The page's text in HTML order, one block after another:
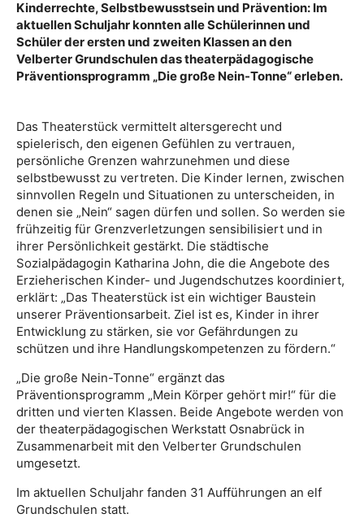
Kinderrechte, Selbstbewusstsein und Prävention: Im
aktuellen Schuljahr konnten alle Schülerinnen und
Schüler der ersten und zweiten Klassen an den
Velberter Grundschulen das theaterpädagogische
Präventionsprogramm „Die große Nein-Tonne“ erleben.
Das Theaterstück vermittelt altersgerecht und
spielerisch, den eigenen Gefühlen zu vertrauen,
persönliche Grenzen wahrzunehmen und diese
selbstbewusst zu vertreten. Die Kinder lernen, zwischen
sinnvollen Regeln und Situationen zu unterscheiden, in
denen sie „Nein“ sagen dürfen und sollen. So werden sie
frühzeitig für Grenzverletzungen sensibilisiert und in
ihrer Persönlichkeit gestärkt. Die städtische
Sozialpädagogin Katharina John, die die Angebote des
Erzieherischen Kinder- und Jugendschutzes koordiniert,
erklärt: „Das Theaterstück ist ein wichtiger Baustein
unserer Präventionsarbeit. Ziel ist es, Kinder in ihrer
Entwicklung zu stärken, sie vor Gefährdungen zu
schützen und ihre Handlungskompetenzen zu fördern.“
„Die große Nein-Tonne“ ergänzt das
Präventionsprogramm „Mein Körper gehört mir!“ für die
dritten und vierten Klassen. Beide Angebote werden von
der theaterpädagogischen Werkstatt Osnabrück in
Zusammenarbeit mit den Velberter Grundschulen
umgesetzt.
Im aktuellen Schuljahr fanden 31 Aufführungen an elf
Grundschulen statt.